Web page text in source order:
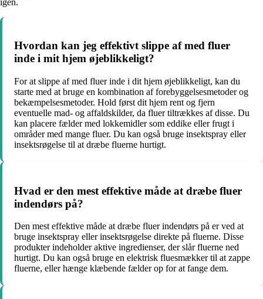
Hvordan kan jeg effektivt slippe af med fluer
inde i mit hjem øjeblikkeligt?
For at slippe af med fluer inde i dit hjem øjeblikkeligt, kan du
starte med at bruge en kombination af forebyggelsesmetoder og
bekæmpelsesmetoder. Hold først dit hjem rent og fjern
eventuelle mad- og affaldskilder, da fluer tiltrækkes af disse. Du
kan placere fælder med lokkemidler som eddike eller frugt i
områder med mange fluer. Du kan også bruge insektspray eller
insektsrøgelse til at dræbe fluerne hurtigt.
Hvad er den mest effektive måde at dræbe fluer
indendørs på?
Den mest effektive måde at dræbe fluer indendørs på er ved at
bruge insektspray eller insektsrøgelse direkte på fluerne. Disse
produkter indeholder aktive ingredienser, der slår fluerne ned
hurtigt. Du kan også bruge en elektrisk fluesmækker til at zappe
fluerne, eller hænge klæbende fælder op for at fange dem.